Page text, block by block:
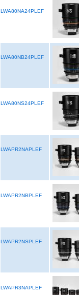
LWA80NA24PLEF
LWA80NB24PLEF
LWA80NS24PLEF
LWAPR2NAPLEF
LWAPR2NBPLEF
LWAPR2NSPLEF
LWAPR3NAPLEF